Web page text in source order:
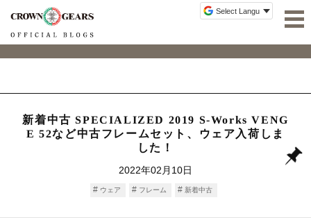
新着中古 SPECIALIZED 2019 S-Works VENG
E 52など中古フレームセット、ウェア入荷しま
した！
2022年02月10日
ウェア フレーム 新着中古